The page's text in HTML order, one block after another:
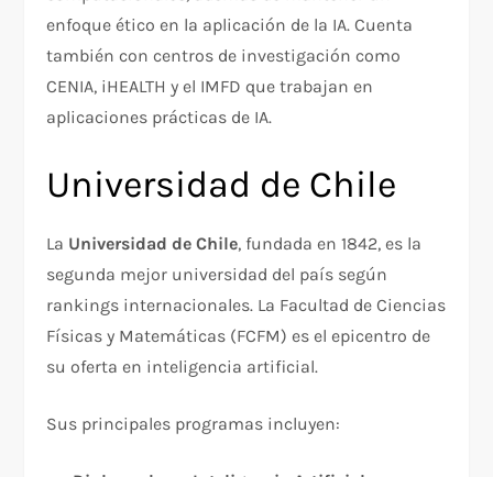
enfoque ético en la aplicación de la IA. Cuenta
también con centros de investigación como
CENIA, iHEALTH y el IMFD que trabajan en
aplicaciones prácticas de IA.​
Universidad de Chile
La Universidad de Chile, fundada en 1842, es la
segunda mejor universidad del país según
rankings internacionales. La Facultad de Ciencias
Físicas y Matemáticas (FCFM) es el epicentro de
su oferta en inteligencia artificial.​
Sus principales programas incluyen: